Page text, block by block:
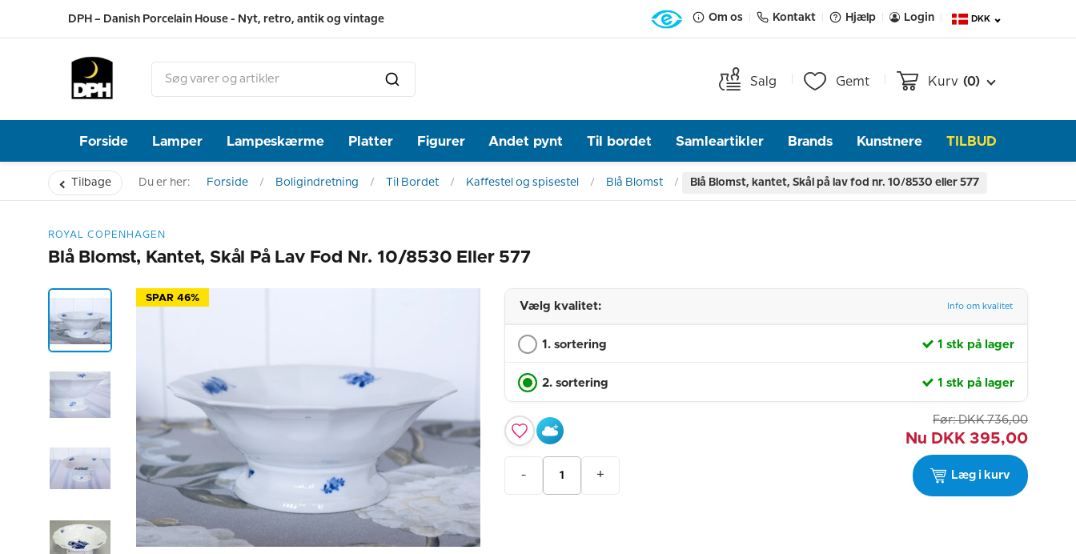
DPH – Danish Porcelain House - Nyt, retro, antik og vintage Om os Kontakt Hjælp Login DKK
Salg Gemt Kurv (0)
Forside Lamper Lampeskærme Platter Figurer Andet pynt Til bordet Samleartikler Brands Kunstnere TILBUD
Tilbage Du er her: Forside Boligindretning Til Bordet Kaffestel og spisestel Blå Blomst Blå Blomst, kantet, Skål på lav fod nr. 10/8530 eller 577
ROYAL COPENHAGEN
Blå Blomst, Kantet, Skål På Lav Fod Nr. 10/8530 Eller 577
SPAR 46%
Vælg kvalitet: Info om kvalitet
1. sortering 1 stk på lager
2. sortering 1 stk på lager
Før: DKK 736,00
Nu DKK 395,00
- + Læg i kurv